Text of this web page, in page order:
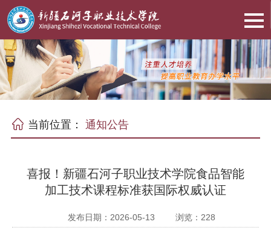
当前位置：通知公告
喜报！新疆石河子职业技术学院食品智能
加工技术课程标准获国际权威认证
发布日期：2026-05-13 浏览： 228